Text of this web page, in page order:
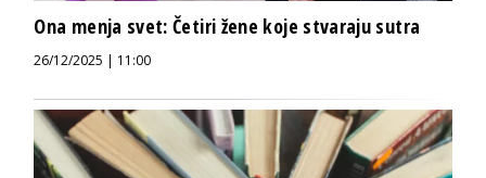
Ona menja svet: Četiri žene koje stvaraju sutra
26/12/2025 | 11:00